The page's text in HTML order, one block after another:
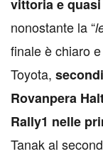
vittoria e
nonostante la “
finale è chiaro
Toyota,
Rovanpera
Rally1 nelle
Tanak al